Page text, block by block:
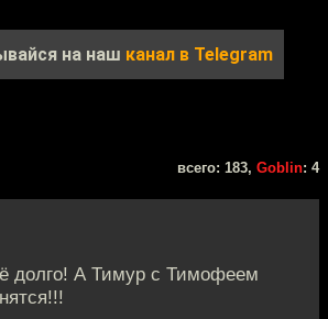
на наш канал в Telegram
всего: 183, Goblin: 4
долго! А Тимур с Тимофеем